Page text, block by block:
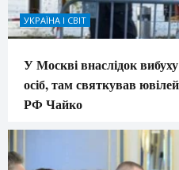
УКРАЇНА І СВІТ
У Москві внаслідок
осіб, там святкував
РФ Чайко